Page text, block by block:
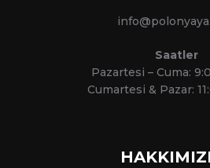
Saatler
Pazartesi – Cuma:
Cumartesi & Pazar: